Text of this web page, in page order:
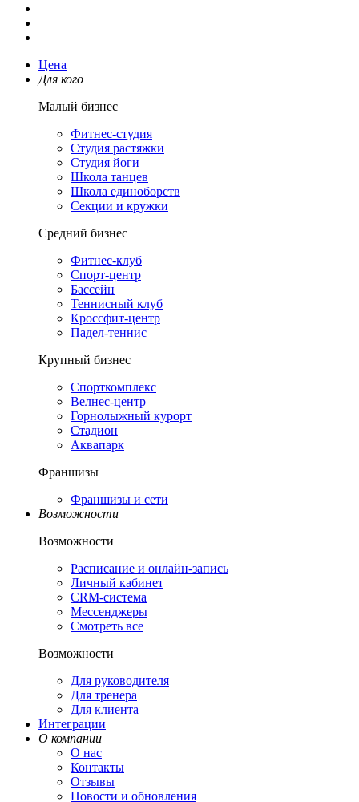
Цена
Для кого
Малый бизнес
Фитнес-студия
Студия растяжки
Студия йоги
Школа танцев
Школа единоборств
Секции и кружки
Средний бизнес
Фитнес-клуб
Спорт-центр
Бассейн
Теннисный клуб
Кроссфит-центр
Падел-теннис
Крупный бизнес
Спорткомплекс
Велнес-центр
Горнолыжный курорт
Стадион
Аквапарк
Франшизы
Франшизы и сети
Возможности
Возможности
Расписание и онлайн-запись
Личный кабинет
CRM-система
Мессенджеры
Смотреть все
Возможности
Для руководителя
Для тренера
Для клиента
Интеграции
О компании
О нас
Контакты
Отзывы
Новости и обновления